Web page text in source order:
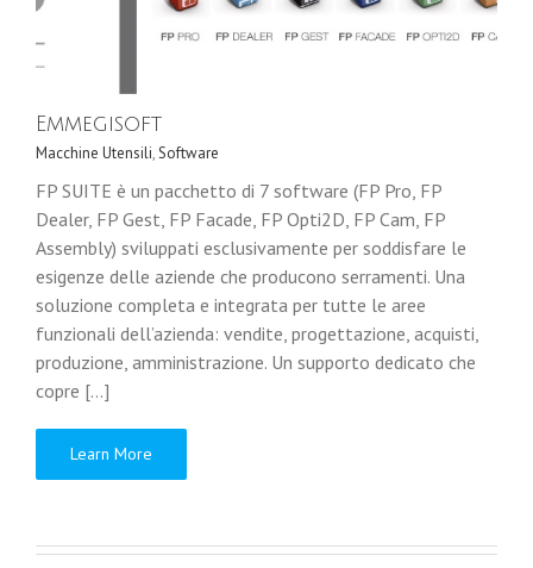
Emmegisoft
Macchine Utensili,Software
FP SUITE è un pacchetto di 7 software (FP Pro, FP
Dealer, FP Gest, FP Facade, FP Opti2D, FP Cam, FP
Assembly) sviluppati esclusivamente per soddisfare le
esigenze delle aziende che producono serramenti. Una
soluzione completa e integrata per tutte le aree
funzionali dell’azienda: vendite, progettazione, acquisti,
produzione, amministrazione. Un supporto dedicato che
copre [...]
Learn More